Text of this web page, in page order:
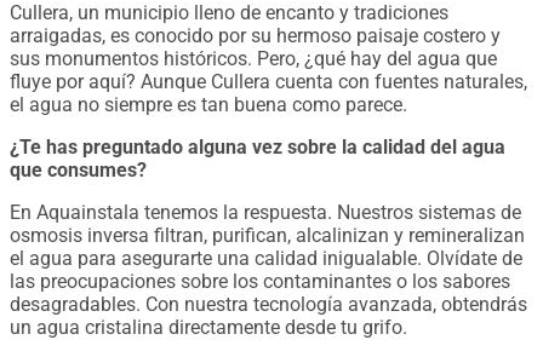
Cullera, un municipio lleno de encanto y tradiciones
arraigadas, es conocido por su hermoso paisaje costero y
sus monumentos históricos. Pero, ¿qué hay del agua que
fluye por aquí? Aunque Cullera cuenta con fuentes naturales,
el agua no siempre es tan buena como parece.
¿Te has preguntado alguna vez sobre la calidad del agua
que consumes?
En Aquainstala tenemos la respuesta. Nuestros sistemas de
osmosis inversa filtran, purifican, alcalinizan y remineralizan
el agua para asegurarte una calidad inigualable. Olvídate de
las preocupaciones sobre los contaminantes o los sabores
desagradables. Con nuestra tecnología avanzada, obtendrás
un agua cristalina directamente desde tu grifo.